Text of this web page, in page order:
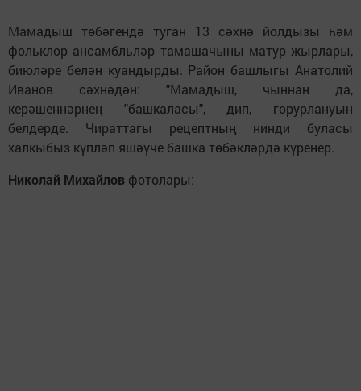
Мамадыш төбәгендә туган 13 сәхнә йолдызы һәм
фольклор ансамбльләр тамашачыны матур жырлары,
биюләре белән куандырды. Район башлыгы Анатолий
Иванов сәхнәдән: "Мамадыш, чыннан да,
керәшеннәрнең "башкаласы", дип, горурлануын
белдерде. Чираттагы рецептның нинди буласы
халкыбыз күпләп яшәүче башка төбәкләрдә күренер.
Николай Михайлов фотолары: